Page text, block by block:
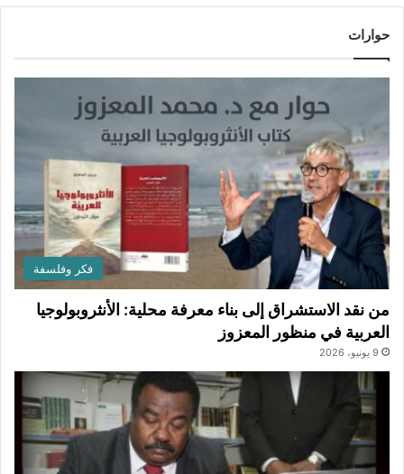
حوارات
فكر وفلسفة
من نقد الاستشراق إلى بناء معرفة محلية: الأنثروبولوجيا
العربية في منظور المعزوز
9 يونيو، 2026